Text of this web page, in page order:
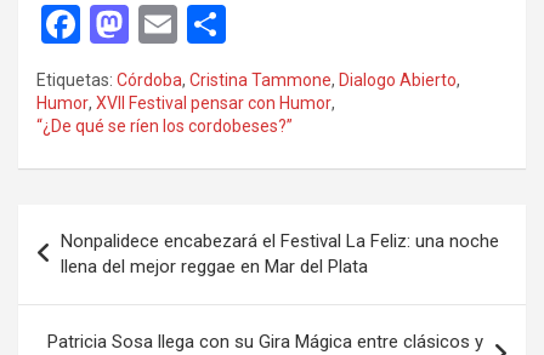
F
a
ce
b
o
k
M
a
st
o
d
n
E
m
ail
o
m
p
ar
Etiquetas: Córdoba, Cristina Tammone, Dialogo Abierto,
Humor, XVII Festival pensar con Humor,
“¿De qué se ríen los cordobeses?”
de
entradas
Nonpalidece encabezará el Festival La Feliz: una noche
llena del mejor reggae en Mar del Plata
Patricia Sosa llega con su Gira Mágica entre clásicos y